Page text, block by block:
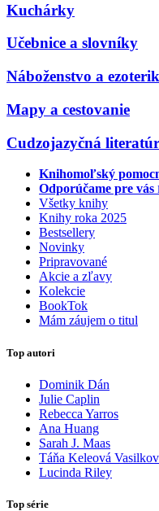
Kuchárky
Učebnice a slovníky
Náboženstvo a
Mapy a cestovanie
Cudzojazyčná
Knihomoľský
Odporúčame pre vás
Všetky knihy
Knihy roka 2025
Bestsellery
Novinky
Pripravované
Akcie a zľavy
Kolekcie
BookTok
Mám záujem o titul
Top autori
Dominik Dán
Julie Caplin
Rebecca Yarros
Ana Huang
Sarah J. Maas
Táňa Keleová
Lucinda Riley
Top série